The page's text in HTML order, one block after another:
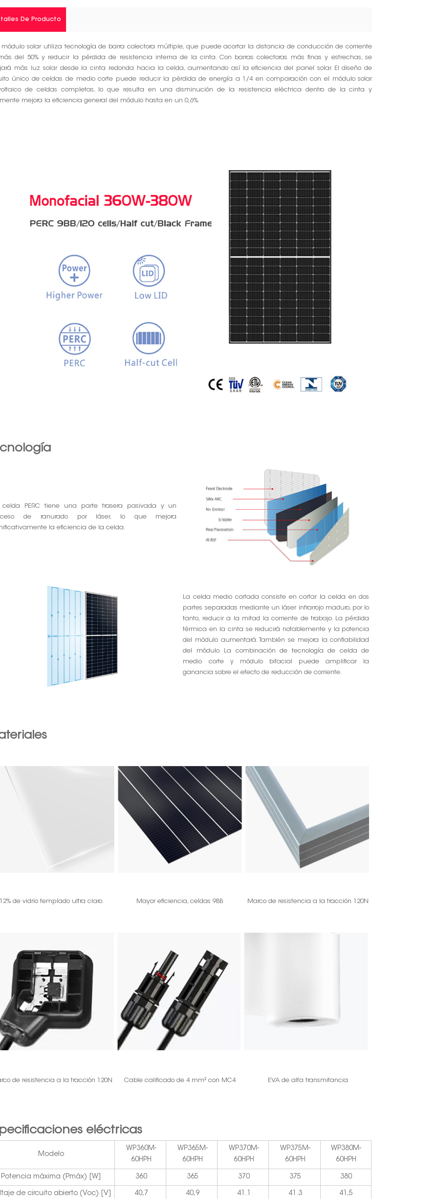
De Producto
módulo solar utiliza tecnología de barra colectora múltiple, que puede acortar la distancia de conducción de corriente
del 50% y reducir la pérdida de resistencia interna de la cinta. Con barras colectoras más finas y estrechas, se
más luz solar desde la cinta redonda hacia la celda, aumentando así la eficiencia del panel solar. El diseño de
único de celdas de medio corte puede reducir la pérdida de energía a 1/4 en comparación con el módulo solar
de celdas completas, lo que resulta en una disminución de la resistencia eléctrica dentro de la cinta y
mejora la eficiencia general del módulo hasta en un 0,6%.
celda PERC tiene una parte trasera pasivada y un
de ranurado por láser, lo que mejora
la eficiencia de la celda.
La celda medio cortada consiste en cortar la celda en dos
partes separadas mediante un láser infrarrojo maduro, por lo
tanto, reducir a la mitad la corriente de trabajo. La pérdida
térmica en la cinta se reducirá notablemente y la potencia
del módulo aumentará. También se mejora la confiabilidad
del módulo. La combinación de tecnología de celda de
medio corte y módulo bifacial puede amplificar la
ganancia sobre el efecto de reducción de corriente.
12% de vidrio templado ultra claro. Mayor eficiencia, celdas 9BB Marco de resistencia a la tracción 120N
de resistencia a la tracción 120N Cable calificado de 4 mm² con MC4 EVA de alta transmitancia
eléctricas
Modelo
WP360M-
60HPH
WP365M-
60HPH
WP370M-
60HPH
WP375M-
60HPH
WP380M-
60HPH
Potencia máxima (Pmáx) [W] 360 365 370 375 380
de circuito abierto (Voc) [V] 40,7 40,9 41.1 41.3 41,5